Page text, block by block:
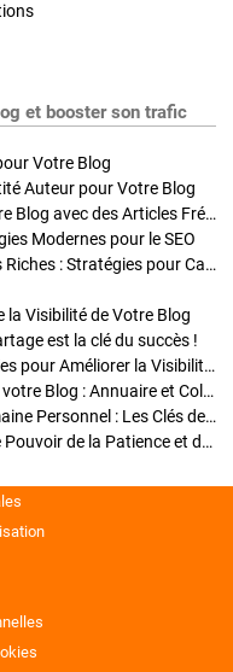
et booster son trafic
Votre Blog
Auteur pour Votre Blog
Stratégies de Publication : Boostez Votre Blog avec des Articles Fréquents et Exclusifs
Modernes pour le SEO
Enrichir Vos Articles avec des Contenus Riches : Stratégies pour Captiver et Optimiser
Visibilité de Votre Blog
est la clé du succès !
Optimisation SEO des Articles : Stratégies pour Améliorer la Visibilité de Votre Blog
Stratégies pour améliorer la visibilité de votre Blog : Annuaire et Collaborations
Pourquoi Investir dans un Nom de Domaine Personnel : Les Clés de la Réussite de Votre Blog
Comment Faire Émerger Votre Blog : Le Pouvoir de la Patience et de la Persévérance